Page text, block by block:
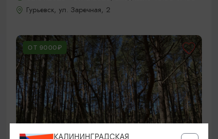
Гурьевск, ул. Заречная, 2
ОТ 9000₽